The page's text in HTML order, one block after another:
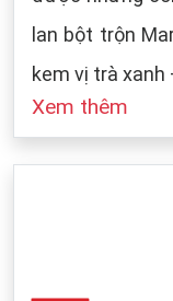
lan bột trộn
kem vị trà xanh
Xem thêm